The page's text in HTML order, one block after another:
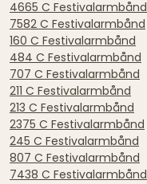
4665 C Festivalarmbånd
7582 C Festivalarmbånd
160 C Festivalarmbånd
484 C Festivalarmbånd
707 C Festivalarmbånd
211 C Festivalarmbånd
213 C Festivalarmbånd
2375 C Festivalarmbånd
245 C Festivalarmbånd
807 C Festivalarmbånd
7438 C Festivalarmbånd